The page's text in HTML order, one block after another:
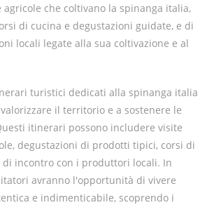
che coltivano la spinanga italia,
di cucina e degustazioni guidate, e di
locali legate alla sua coltivazione e al
turistici dedicati alla spinanga italia
il territorio e a sostenere le
itinerari possono includere visite
degustazioni di prodotti tipici, corsi di
di incontro con i produttori locali. In
avranno l'opportunità di vivere
e indimenticabile, scoprendo i